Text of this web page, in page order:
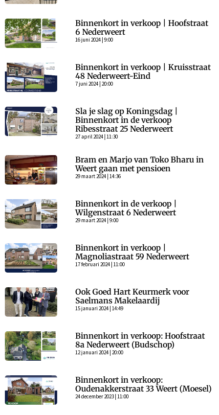
Binnenkort in verkoop | Hoofstraat
6 Nederweert
16 juni 2024 | 9:00
Binnenkort in verkoop | Kruisstraat
48 Nederweert-Eind
7 juni 2024 | 20:00
Sla je slag op Koningsdag |
Binnenkort in de verkoop
Ribesstraat 25 Nederweert
27 april 2024 | 11:30
Bram en Marjo van Toko Bharu in
Weert gaan met pensioen
29 maart 2024 | 14:36
Binnenkort in de verkoop |
Wilgenstraat 6 Nederweert
29 maart 2024 | 9:00
Binnenkort in verkoop |
Magnoliastraat 59 Nederweert
17 februari 2024 | 11:00
Ook Goed Hart Keurmerk voor
Saelmans Makelaardij
15 januari 2024 | 14:49
Binnenkort in verkoop: Hoofstraat
8a Nederweert (Budschop)
12 januari 2024 | 20:00
Binnenkort in verkoop:
Oudenakkerstraat 33 Weert (Moesel)
24 december 2023 | 11:00